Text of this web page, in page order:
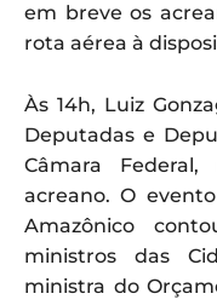
em breve os
rota aérea à
Às 14h, Luiz
Deputadas e
Câmara
acreano. O
Amazônico
ministros das
ministra do